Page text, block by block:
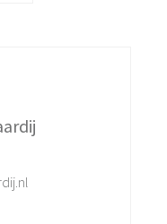
om een lekkere
u nog een
terecht bij de
mogelijkheden om